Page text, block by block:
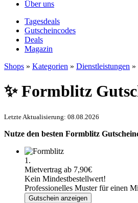
Über uns
Tagesdeals
Gutscheincodes
Deals
Magazin
Shops » Kategorien » Dienstleistungen »
✨ Formblitz
Letzte Aktualisierung: 08.08.2026
Nutze den besten Formblitz
1.
Mietvertrag ab 7,90€
Kein Mindestbestellwert!
Professionelles Muster für einen
Gutschein anzeigen